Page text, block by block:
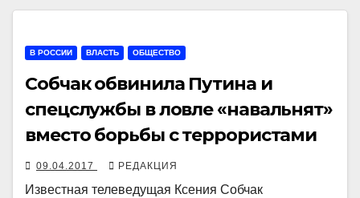
В РОССИИ ВЛАСТЬ ОБЩЕСТВО
Собчак обвинила Путина и
спецслужбы в ловле «навальнят»
вместо борьбы с террористами
09.04.2017 РЕДАКЦИЯ
Известная телеведущая Ксения Собчак